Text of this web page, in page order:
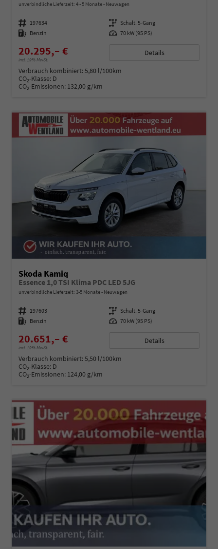
unverbindliche Lieferzeit: 4 - 5 Monate Neuwagen
Fahrzeugnummer 197634 Getriebe Schalt. 5-Gang
Kraftstoff Benzin Leistung 70 kW (95 PS)
20.295,– €
incl. 19% MwSt.
Details
Verbrauch kombiniert:5,80 l/100km
CO2-Klasse: D
CO2-Emissionen: 132,00 g/km
Skoda Kamiq
Essence 1,0 TSI Klima PDC LED 5JG
unverbindliche Lieferzeit: 3-5 Monate Neuwagen
Fahrzeugnummer 197603 Getriebe Schalt. 5-Gang
Kraftstoff Benzin Leistung 70 kW (95 PS)
20.651,– €
incl. 19% MwSt.
Details
Verbrauch kombiniert:5,50 l/100km
CO2-Klasse: D
CO2-Emissionen: 124,00 g/km